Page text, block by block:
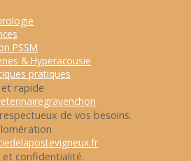
PSSM
& Hyperacousie
pratiques
rapide
de vos besoins.
confidentialité.